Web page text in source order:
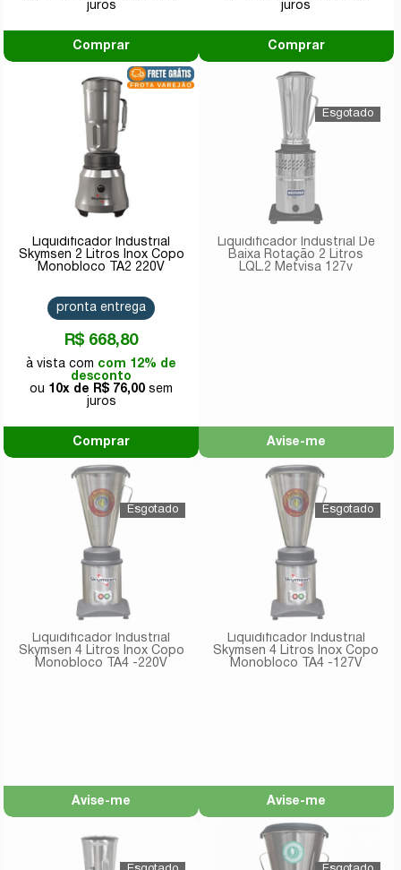
Comprar Comprar
Liquidificador Industrial
Skymsen 2 Litros Inox Copo
Monobloco TA2 220V
R$ 668,80
com 12% de
desconto
10x de
R$ 76,00
pronta entrega
Comprar
Liquidificador Industrial De
Baixa Rotação 2 Litros
LQL.2 Metvisa 127v
Avise-me
Liquidificador Industrial
Skymsen 4 Litros Inox Copo
Monobloco TA4 -220V
Avise-me
Liquidificador Industrial
Skymsen 4 Litros Inox Copo
Monobloco TA4 -127V
Avise-me